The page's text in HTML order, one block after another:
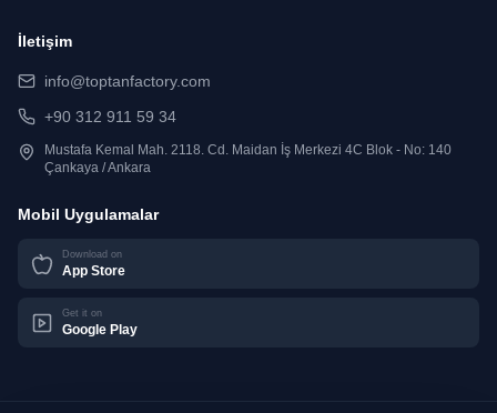
İletişim
info@toptanfactory.com
+90 312 911 59 34
Mustafa Kemal Mah. 2118. Cd. Maidan İş Merkezi 4C Blok - No: 140
Çankaya / Ankara
Mobil Uygulamalar
Download on
App Store
Get it on
Google Play